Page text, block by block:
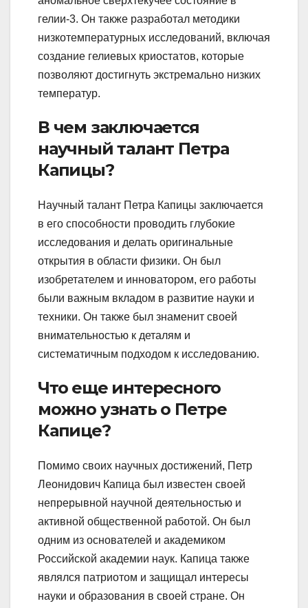
гелии-3. Он также разработал методики
низкотемпературных исследований, включая
создание гелиевых криостатов, которые
позволяют достигнуть экстремально низких
температур.
В чем заключается
научный талант Петра
Капицы?
Научный талант Петра Капицы заключается
в его способности проводить глубокие
исследования и делать оригинальные
открытия в области физики. Он был
изобретателем и инноватором, его работы
были важным вкладом в развитие науки и
техники. Он также был знаменит своей
внимательностью к деталям и
систематичным подходом к исследованию.
Что еще интересного
можно узнать о Петре
Капице?
Помимо своих научных достижений, Петр
Леонидович Капица был известен своей
непрерывной научной деятельностью и
активной общественной работой. Он был
одним из основателей и академиком
Российской академии наук. Капица также
являлся патриотом и защищал интересы
науки и образования в своей стране. Он